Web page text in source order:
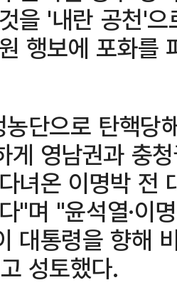
을 '내란 공천'
행보에 포화를
단으로 탄핵당
게 영남권과 충
녀온 이명박 전
"며 "윤석열·이
대통령을 향해
성토했다.